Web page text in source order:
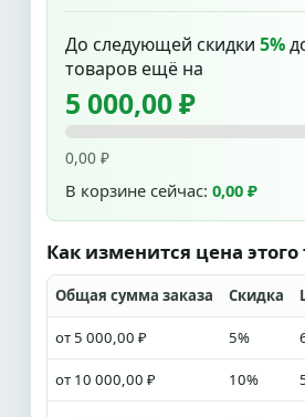
До следующей скидки 5%
товаров ещё на
5 000,00 ₽
0,00 ₽
В корзине сейчас: 0,00 ₽
Как изменится цена этого
Общая сумма заказа Скидка
от 5 000,00 ₽ 5%
от 10 000,00 ₽ 10%